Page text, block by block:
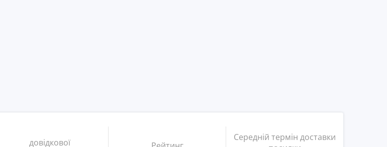
довідкової
Середній термін доставки